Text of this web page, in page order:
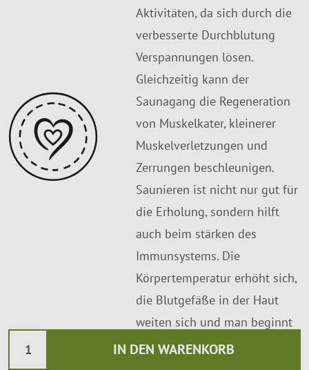
IN DEN WARENKORB
Aktivitäten, da sich durch die
verbesserte Durchblutung
Verspannungen lösen.
Gleichzeitig kann der
Saunagang die Regeneration
von Muskelkater, kleinerer
Muskelverletzungen und
Zerrungen beschleunigen.
Saunieren ist nicht nur gut für
die Erholung, sondern hilft
auch beim stärken des
Immunsystems. Die
Körpertemperatur erhöht sich,
die Blutgefäße in der Haut
weiten sich und man beginnt
zu schwitzen. Schwitzen hilft